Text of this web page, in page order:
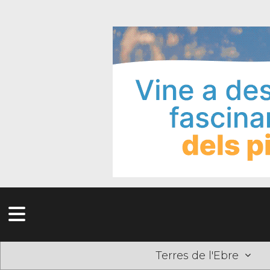
Terres de l'Ebre